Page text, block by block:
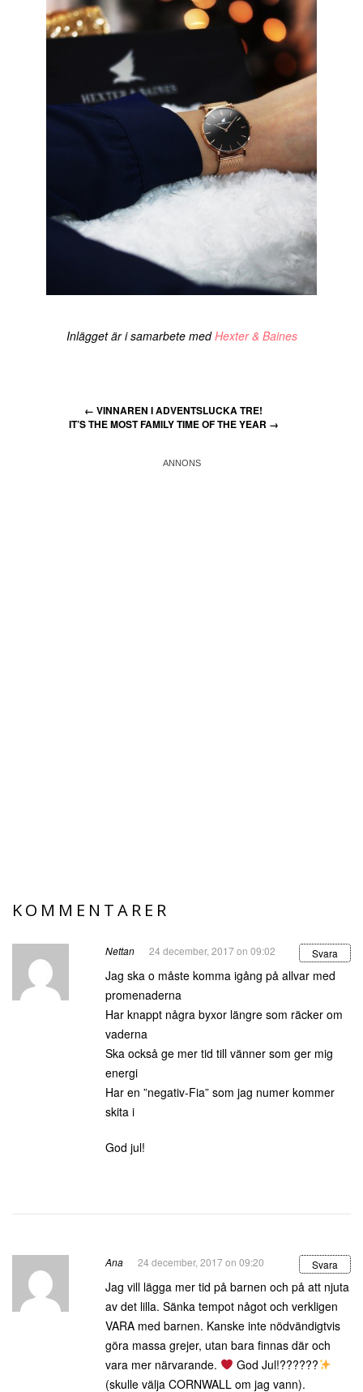
Inlägget är i samarbete medHexter & Baines
← VINNAREN I ADVENTSLUCKA TRE!
IT’S THE MOST FAMILY TIME OF THE YEAR →
KOMMENTARER
Nettan 24 december, 2017 on 09:02 Svara
Jag ska o måste komma igång på allvar med
promenaderna
Har knappt några byxor längre som räcker om
vaderna
Ska också ge mer tid till vänner som ger mig
energi
Har en ”negativ-Fia” som jag numer kommer
skita i
God jul!
Ana 24 december, 2017 on 09:20 Svara
Jag vill lägga mer tid på barnen och på att njuta
av det lilla. Sänka tempot något och verkligen
VARA med barnen. Kanske inte nödvändigtvis
göra massa grejer, utan bara finnas där och
vara mer närvarande.
God Jul!??????
(skulle välja CORNWALL om jag vann).